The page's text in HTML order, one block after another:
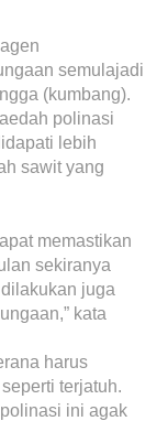
semulajadi
(kumbang).
polinasi
lebih
sawit yang
memastikan
sekiranya
juga
kata
harus
terjatuh.
ini agak